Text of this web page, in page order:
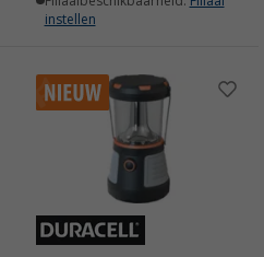
instellen